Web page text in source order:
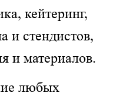
кейтеринг,
и стендистов,
и материалов.
любых